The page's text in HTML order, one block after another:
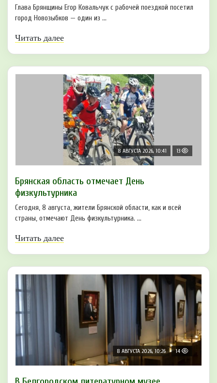
Глава Брянщины Егор Ковальчук с рабочей поездкой посетил
город Новозыбков — один из ...
Читать далее
8 АВГУСТА 2026, 10:41 13
Брянская область отмечает День
физкультурника
Сегодня, 8 августа, жители Брянской области, как и всей
страны, отмечают День физкультурника. ...
Читать далее
8 АВГУСТА 2026, 10:26 14